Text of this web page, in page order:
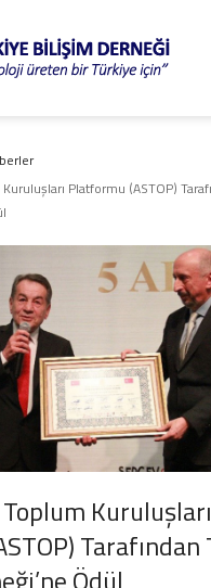
Platformu (ASTOP)
Kuruluşları